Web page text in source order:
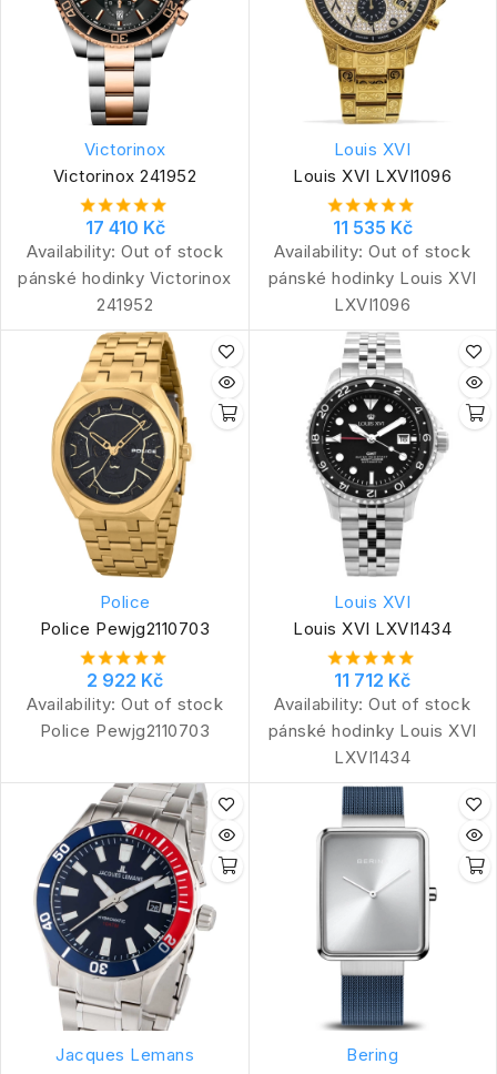
Victorinox
Victorinox 241952
17 410 Kč
Availability: Out of stock
pánské hodinky Victorinox
241952
Louis XVI
Louis XVI LXVI1096
11 535 Kč
Availability: Out of stock
pánské hodinky Louis XVI
LXVI1096
Police
Police Pewjg2110703
2 922 Kč
Availability: Out of stock
Police Pewjg2110703
Louis XVI
Louis XVI LXVI1434
11 712 Kč
Availability: Out of stock
pánské hodinky Louis XVI
LXVI1434
Jacques Lemans
Bering